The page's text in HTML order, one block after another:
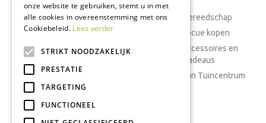
Tuincentrum
Dierenwinkel
Tuinplanten
Tuingereedschap
Barbecue kopen
Woonaccessoires en
cadeaus
Cadeaubon Tuincentrum
Kamerplanten
Moestuin
onze website te gebruiken, stemt u in met
alle cookies in overeenstemming met ons
Cookiebeleid. Lees verder
STRIKT NOODZAKELIJK
PRESTATIE
TARGETING
FUNCTIONEEL